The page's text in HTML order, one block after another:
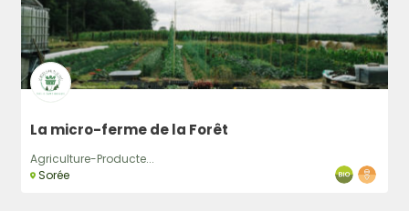
La micro-ferme de la Forêt
Agriculture-Producte...
Sorée